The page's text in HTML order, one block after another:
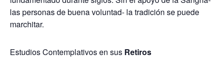
las personas de buena voluntad- la tradición se puede
marchitar.
Estudios Contemplativos en sus Retiros